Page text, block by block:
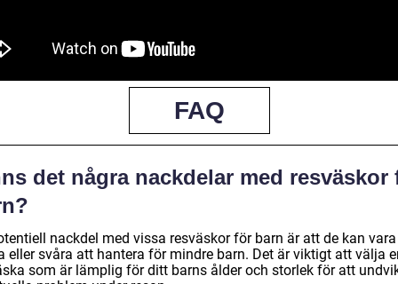
FAQ
det några nackdelar med resväskor
nackdel med vissa resväskor för barn är att de kan vara
eller svåra att hantera för mindre barn. Det är viktigt att välja
som är lämplig för ditt barns ålder och storlek för att